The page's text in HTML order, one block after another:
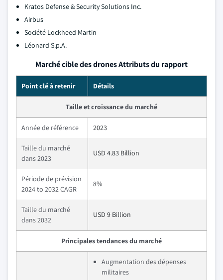
Kratos Defense & Security Solutions Inc.
Airbus
Société Lockheed Martin
Léonard S.p.A.
Marché cible des drones Attributs du rapport
Point clé à retenir Détails
Taille et croissance du marché
Année de référence 2023
Taille du marché
dans 2023
USD 4.83 Billion
Période de prévision
2024 to 2032 CAGR
8%
Taille du marché
dans 2032
USD 9 Billion
Principales tendances du marché
Augmentation des dépenses
militaires